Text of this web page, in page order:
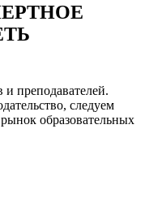
преподавателей.
следуем
образовательных